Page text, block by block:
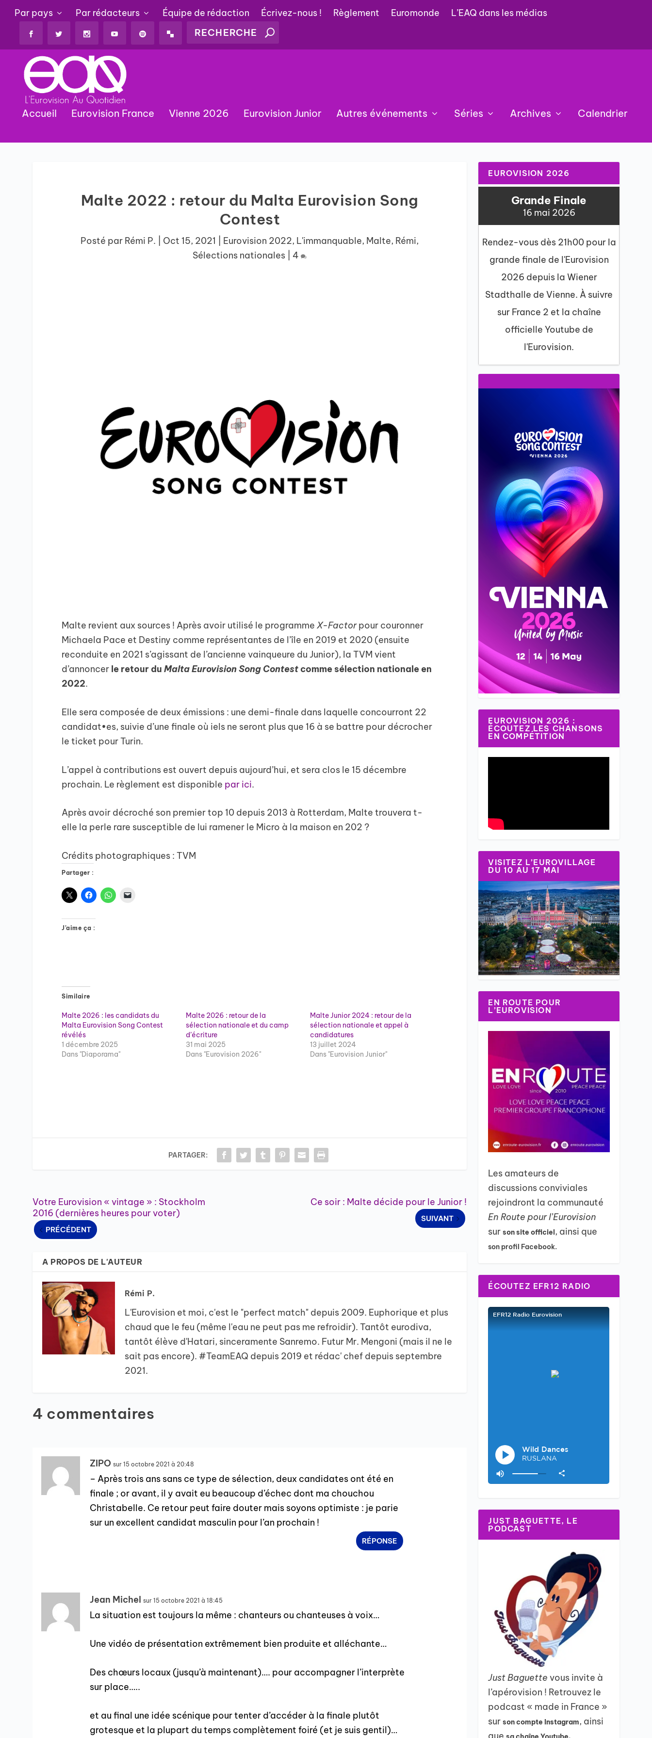
Par pays Par rédacteurs Équipe de rédaction Écrivez-nous ! Règlement Euromonde L’EAQ dans les médias
Accueil Eurovision France Vienne 2026 Eurovision Junior Autres événements Séries Archives Calendrier
Malte 2022 : retour du Malta Eurovision Song
Contest
Posté par Rémi P. Oct 15, 2021 Eurovision 2022, L'immanquable, Malte, Rémi,
Sélections nationales
4
Malte revient aux sources ! Après avoir utilisé le programmeX-Factorpour couronner
Michaela Pace et Destiny comme représentantes de l’île en 2019 et 2020 (ensuite
reconduite en 2021 s’agissant de l’ancienne vainqueure du Junior), la TVM vient
d’annoncer le retour duMalta Eurovision Song Contest comme sélection nationale en
2022.
Elle sera composée de deux émissions : une demi-finale dans laquelle concourront 22
candidat•es, suivie d’une finale où iels ne seront plus que 16 à se battre pour décrocher
le ticket pour Turin.
L’appel à contributions est ouvert depuis aujourd’hui, et sera clos le 15 décembre
prochain. Le règlement est disponible par ici.
Après avoir décroché son premier top 10 depuis 2013 à Rotterdam, Malte trouvera t-
elle la perle rare susceptible de lui ramener le Micro à la maison en 202 ?
Crédits photographiques : TVM
Partager :
J’aime ça :
Similaire
Malte 2026 : les candidats du
Malta Eurovision Song Contest
révélés
1 décembre 2025
Dans "Diaporama"
Malte 2026 : retour de la
sélection nationale et du camp
d’écriture
31 mai 2025
Dans "Eurovision 2026"
Malte Junior 2024 : retour de la
sélection nationale et appel à
candidatures
13 juillet 2024
Dans "Eurovision Junior"
PARTAGER:
Votre Eurovision « vintage » : Stockholm
2016 (dernières heures pour voter)
PRÉCÉDENT
Ce soir : Malte décide pour le Junior !
SUIVANT
A PROPOS DE L'AUTEUR
Rémi P.
L'Eurovision et moi, c'est le "perfect match" depuis 2009. Euphorique et plus
chaud que le feu (même l'eau ne peut pas me refroidir). Tantôt eurodiva,
tantôt élève d'Hatari, sinceramente Sanremo. Futur Mr. Mengoni (mais il ne le
sait pas encore). #TeamEAQ depuis 2019 et rédac' chef depuis septembre
2021.
4 commentaires
ZIPO sur 15 octobre 2021 à 20:48
– Après trois ans sans ce type de sélection, deux candidates ont été en
finale ; or avant, il y avait eu beaucoup d’échec dont ma chouchou
Christabelle. Ce retour peut faire douter mais soyons optimiste : je parie
sur un excellent candidat masculin pour l’an prochain !
RÉPONSE
Jean Michel sur 15 octobre 2021 à 18:45
La situation est toujours la même : chanteurs ou chanteuses à voix…
Une vidéo de présentation extrêmement bien produite et alléchante…
Des chœurs locaux (jusqu’à maintenant)…. pour accompagner l’interprète
sur place…..
et au final une idée scénique pour tenter d’accéder à la finale plutôt
grotesque et la plupart du temps complètement foiré (et je suis gentil)…
EUROVISION 2026
Grande Finale
16 mai 2026
Rendez-vous dès 21h00 pour la
grande finale de l'Eurovision
2026 depuis la Wiener
Stadthalle de Vienne. À suivre
sur France 2 et la chaîne
officielle Youtube de
l'Eurovision.
EUROVISION 2026 :
ÉCOUTEZ LES CHANSONS
EN COMPÉTITION
VISITEZ L’EUROVILLAGE
DU 10 AU 17 MAI
EN ROUTE POUR
L’EUROVISION
Les amateurs de
discussions conviviales
rejoindront la communauté
En Route pour l’Eurovision
surson site officiel, ainsi que
son profil Facebook.
ÉCOUTEZ EFR12 RADIO
JUST BAGUETTE, LE
PODCAST
Just Baguettevous invite à
l’apérovision ! Retrouvez le
podcast « made in France »
surson compte Instagram, ainsi